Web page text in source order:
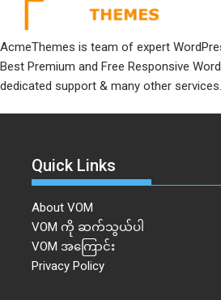
AcmeThemes is team of expert
Best Premium and Free Responsive
dedicated support & many other services.
Quick Links
About VOM
VOM ကို ဆက်သွယ်ပါ
VOM အကြောင်း
Privacy Policy